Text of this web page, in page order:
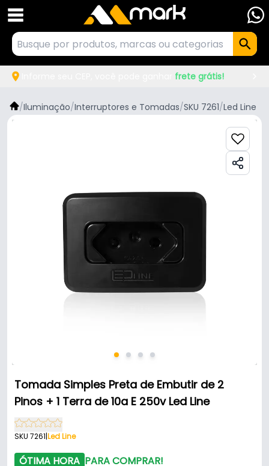
frete grátis!
/Iluminação/Interruptores e Tomadas/SKU 7261/Led Line
Tomada Simples Preta de Embutir de 2
Pinos + 1 Terra de 10a E 250v Led Line
SKU 7261|Led Line
ÓTIMA HORA PARA COMPRAR!